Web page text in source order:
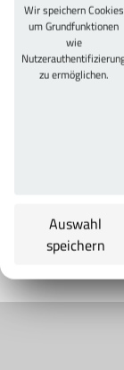
Paypal
Wir speichern Cookies
um Grundfunktionen
wie
zu ermöglichen.
Auswahl
speichern